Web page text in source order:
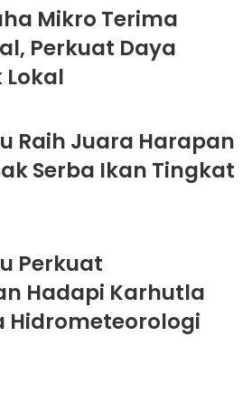
Mikro Terima
Perkuat Daya
Lokal
Raih Juara Harapan
Serba Ikan Tingkat
Perkuat
Hadapi Karhutla
Hidrometeorologi